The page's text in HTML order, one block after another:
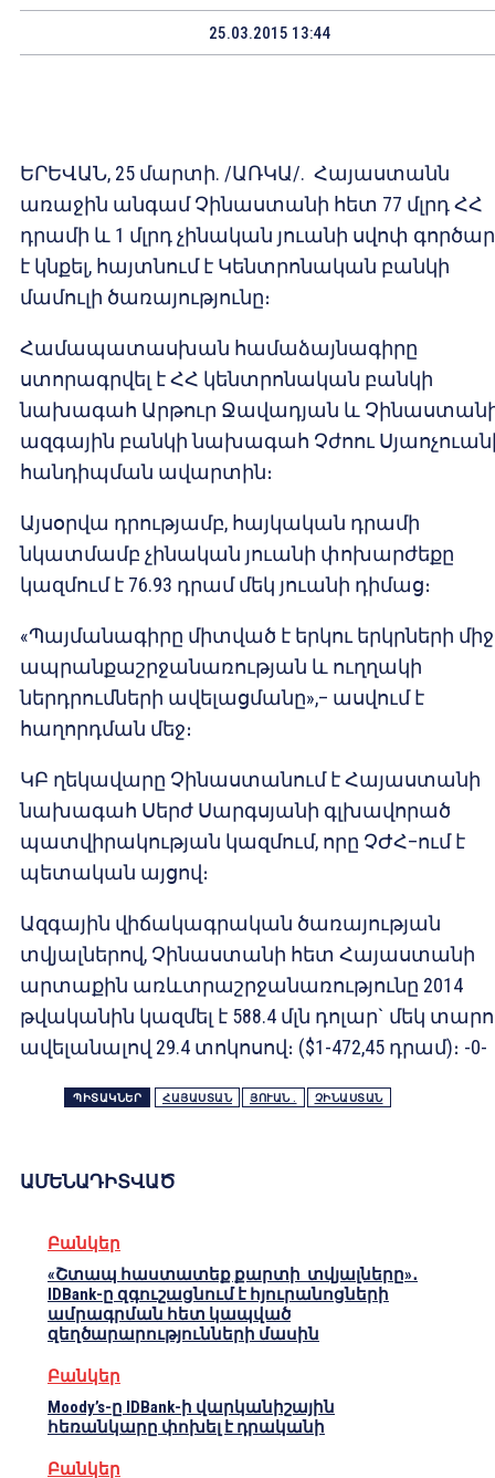
25.03.2015 13:44
ԵՐԵՎԱՆ, 25 մարտի. /ԱՌԿԱ/. Հայաստանն
առաջին անգամ Չինաստանի հետ 77 մլրդ ՀՀ
դրամի և 1 մլրդ չինական յուանի սվոփ
է կնքել, հայտնում է Կենտրոնական բանկի
մամուլի ծառայությունը։
Համապատասխան համաձայնագիրը
ստորագրվել է ՀՀ կենտրոնական բանկի
նախագահ Արթուր Ջավադյան և
ազգային բանկի նախագահ Չժոու
հանդիպման ավարտին։
Այսօրվա դրությամբ, հայկական դրամի
նկատմամբ չինական յուանի փոխարժեքը
կազմում է 76.93 դրամ մեկ յուանի դիմաց։
«Պայմանագիրը միտված է երկու երկրների
ապրանքաշրջանառության և ուղղակի
ներդրումների ավելացմանը»,– ասվում է
հաղորդման մեջ։
ԿԲ ղեկավարը Չինաստանում է Հայաստանի
նախագահ Սերժ Սարգսյանի գլխավորած
պատվիրակության կազմում, որը ՉԺՀ–ում է
պետական այցով։
Ազգային վիճակագրական ծառայության
տվյալներով, Չինաստանի հետ Հայաստանի
արտաքին առևտրաշրջանառությունը 2014
թվականին կազմել է 588.4 մլն դոլար` մեկ
ավելանալով 29.4 տոկոսով։ ($1-472,45 դրամ)։ -0-
ՊԻՏԱԿՆԵՐ ՀԱՅԱՍՏԱՆ ՅՈՒԱՆ . ՉԻՆԱՍՏԱՆ
ԱՄԵՆԱԴԻՏՎԱԾ
Բանկեր
«Շտապ հաստատեք քարտի տվյալները»․
IDBank-ը զգուշացնում է հյուրանոցների
ամրագրման հետ կապված
զեղծարարությունների մասին
Բանկեր
Moody’s-ը IDBank-ի վարկանիշային
հեռանկարը փոխել է դրականի
Բանկեր